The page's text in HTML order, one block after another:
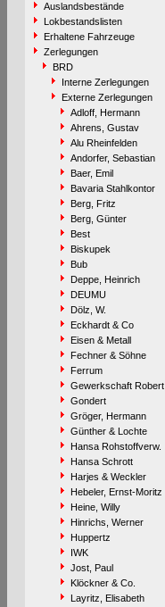
Auslandsbestände
Lokbestandslisten
Erhaltene Fahrzeuge
Zerlegungen
BRD
Interne Zerlegungen
Externe Zerlegungen
Adloff, Hermann
Ahrens, Gustav
Alu Rheinfelden
Andorfer, Sebastian
Baer, Emil
Bavaria Stahlkontor
Berg, Fritz
Berg, Günter
Best
Biskupek
Bub
Deppe, Heinrich
DEUMU
Dölz, W.
Eckhardt & Co
Eisen & Metall
Fechner & Söhne
Ferrum
Gewerkschaft Robert
Gondert
Gröger, Hermann
Günther & Lochte
Hansa Rohstoffverw.
Hansa Schrott
Harjes & Weckler
Hebeler, Ernst-Moritz
Heine, Willy
Hinrichs, Werner
Huppertz
IWK
Jost, Paul
Klöckner & Co.
Layritz, Elisabeth